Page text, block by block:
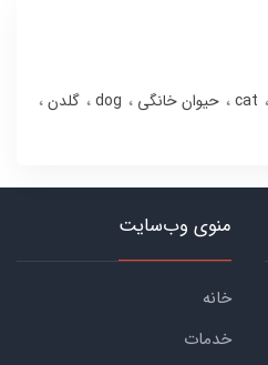
cat حیوان خانگی dog
گلدن
منوی وب‌سایت
خانه
خدمات